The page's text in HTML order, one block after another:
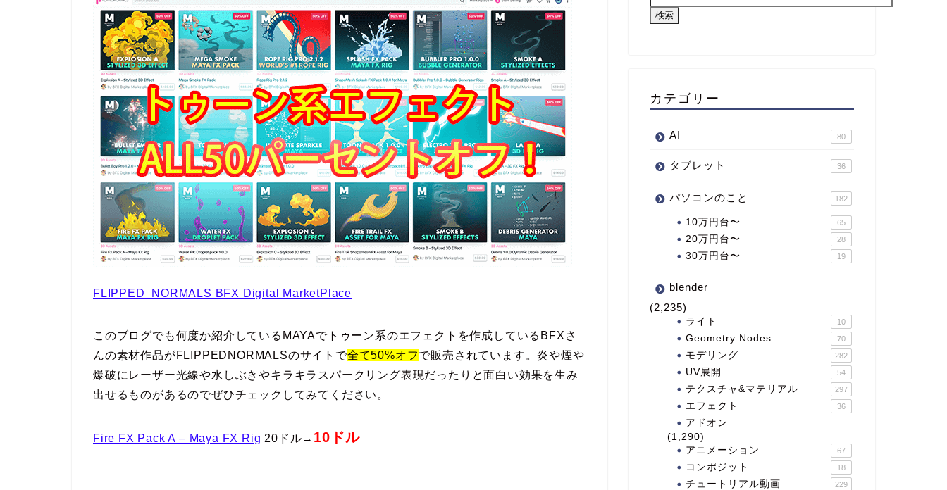
FLIPPED NORMALS BFX Digital MarketPlace
このブログでも何度か紹介しているMAYAでトゥーン系のエフェクトを作成しているBFXさ
んの素材作品がFLIPPEDNORMALSのサイトで全て50%オフで販売されています。炎や煙や
爆破にレーザー光線や水しぶきやキラキラスパークリング表現だったりと面白い効果を生み
出せるものがあるのでぜひチェックしてみてください。
Fire FX Pack A – Maya FX Rig 20ドル→ 10ドル
カテゴリー
AI 80
タブレット 36
パソコンのこと 182
10万円台〜 65
20万円台〜 28
30万円台〜 19
blender
(2,235)
ライト 10
Geometry Nodes 70
モデリング 282
UV展開 54
テクスチャ&マテリアル 297
エフェクト 36
アドオン
(1,290)
アニメーション
67
コンポジット 18
チュートリアル動画 229